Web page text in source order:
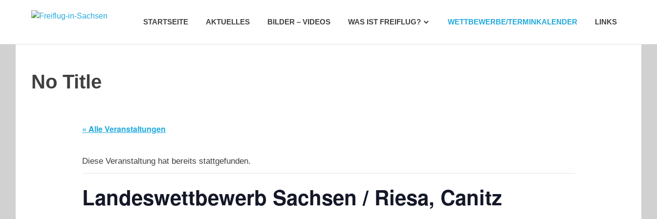
Freiflug-
in-
STARTSEITE AKTUELLES BILDER – VIDEOS WAS IST FREIFLUG? WETTBEWERBE/TERMINKALENDER LINKS
No Title
« Alle Veranstaltungen
Diese Veranstaltung hat bereits stattgefunden.
Landeswettbewerb Sachsen / Riesa, Canitz